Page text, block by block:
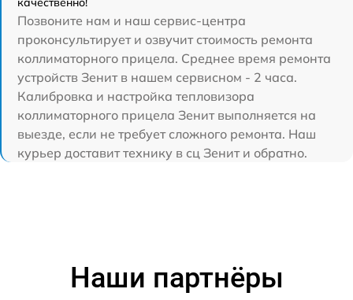
Позвоните нам и наш сервис-центра
проконсультирует и озвучит стоимость ремонта
коллиматорного прицела. Среднее время ремонта
устройств Зенит в нашем сервисном - 2 часа.
Калибровка и настройка тепловизора
коллиматорного прицела Зенит выполняется на
выезде, если не требует сложного ремонта. Наш
курьер доставит технику в сц Зенит и обратно.
Наши партнёры